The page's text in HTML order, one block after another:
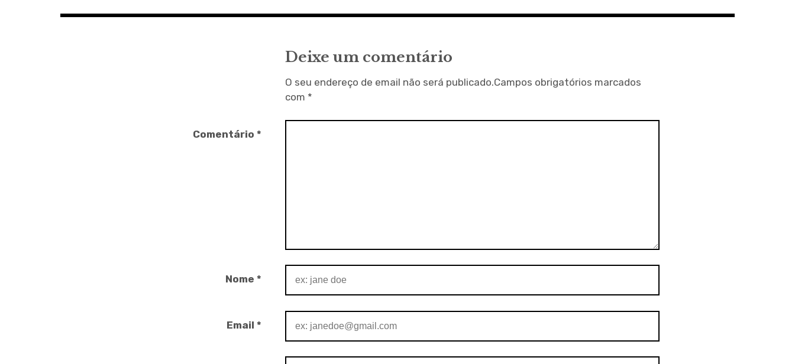
Deixe um comentário
O seu endereço de email não será publicado.Campos obrigatórios marcados
com *
Comentário *
Nome *
Email *